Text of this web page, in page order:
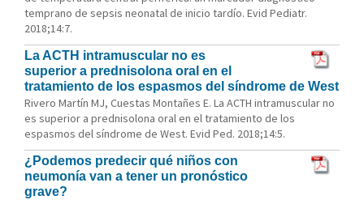
temprano de sepsis neonatal de inicio tardío. Evid Pediatr.
2018;14:7.
La ACTH intramuscular no es
superior a prednisolona oral en el
tratamiento de los espasmos del síndrome de West
Rivero Martín MJ, Cuestas Montañes E. La ACTH intramuscular no
es superior a prednisolona oral en el tratamiento de los
espasmos del síndrome de West. Evid Ped. 2018;14:5.
¿Podemos predecir qué niños con
neumonía van a tener un pronóstico
grave?